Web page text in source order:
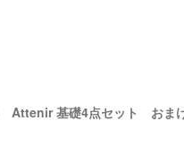
Attenir 基礎4点セット おま